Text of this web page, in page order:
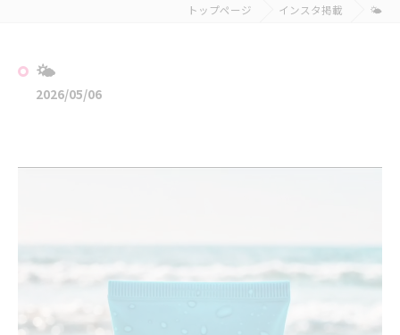
トップページ インスタ掲載 🌤
🌤
2026/05/06